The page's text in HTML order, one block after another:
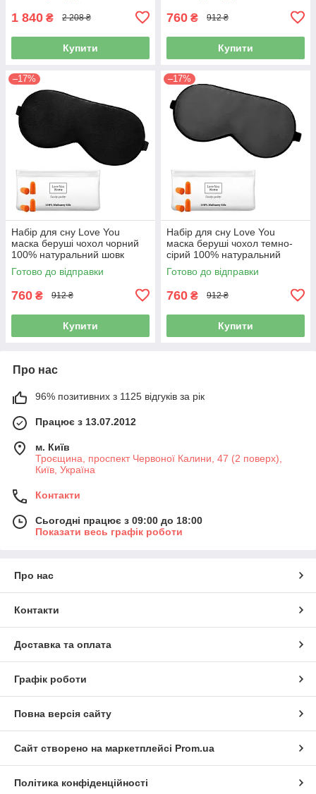
1 840 ₴ 2 208 ₴
Купити
760 ₴ 912 ₴
Купити
–17%
Набір для сну Love You
маска беруші чохол чорний
100% натуральний шовк
(5028)
Готово до відправки
760 ₴ 912 ₴
Купити
–17%
Набір для сну Love You
маска беруші чохол темно-
сірий 100% натуральний
шовк (5027)
Готово до відправки
760 ₴ 912 ₴
Купити
Про нас
96% позитивних з 1125 відгуків за рік
Працює з 13.07.2012
м. Київ
Троєщина, проспект Червоної Калини, 47 (2 поверх),
Київ, Україна
Контакти
Сьогодні працює з 09:00 до 18:00
Показати весь графік роботи
Про нас
Контакти
Доставка та оплата
Графік роботи
Повна версія сайту
Сайт створено на маркетплейсі Prom.ua
Політика конфіденційності